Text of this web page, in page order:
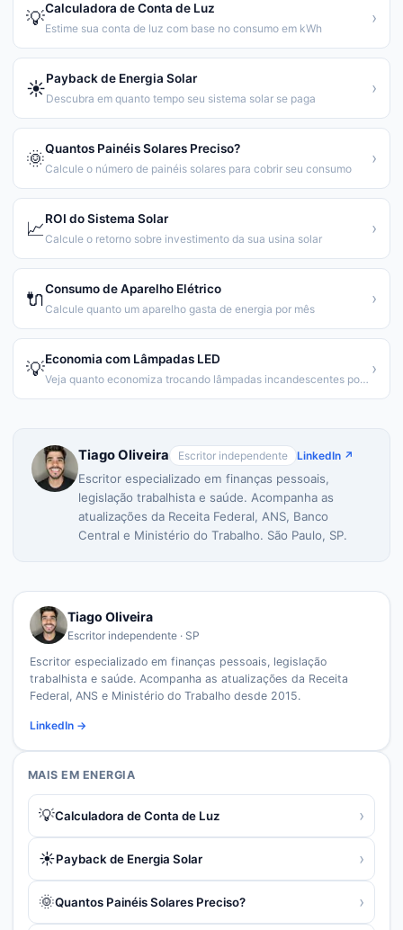
💡Calculadora de Conta de Luz
Estime sua conta de luz com base no consumo em kWh
›
☀️Payback de Energia Solar
Descubra em quanto tempo seu sistema solar se paga
›
🌞Quantos Painéis Solares Preciso?
Calcule o número de painéis solares para cobrir seu consumo
›
📈ROI do Sistema Solar
Calcule o retorno sobre investimento da sua usina solar
›
🔌Consumo de Aparelho Elétrico
Calcule quanto um aparelho gasta de energia por mês
›
💡Economia com Lâmpadas LED
Veja quanto economiza trocando lâmpadas incandescentes por LED
›
Tiago Oliveira Escritor independente LinkedIn ↗
Escritor especializado em finanças pessoais,
legislação trabalhista e saúde. Acompanha as
atualizações da Receita Federal, ANS, Banco
Central e Ministério do Trabalho. São Paulo, SP.
Tiago Oliveira
Escritor independente · SP
Escritor especializado em finanças pessoais, legislação
trabalhista e saúde. Acompanha as atualizações da Receita
Federal, ANS e Ministério do Trabalho desde 2015.
LinkedIn →
MAIS EM ENERGIA
💡Calculadora de Conta de Luz ›
☀️Payback de Energia Solar ›
🌞Quantos Painéis Solares Preciso? ›